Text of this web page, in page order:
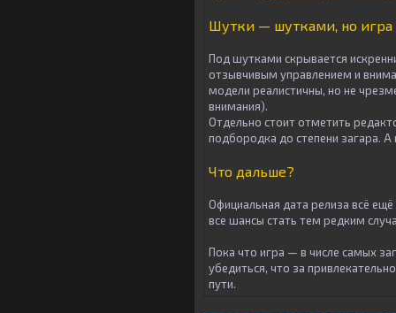
Шутки — шутками, но игра
Под шутками скрывается
отзывчивым управлением и
модели реалистичны, но не
внимания).
Отдельно стоит отметить
подбородка до степени загара.
Что дальше?
Официальная дата релиза всё
все шансы стать тем редким
Пока что игра — в числе самых
убедиться, что за
пути.